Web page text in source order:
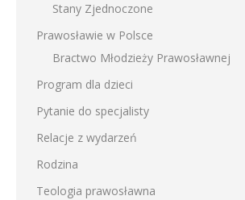
Stany Zjednoczone
Prawosławie w Polsce
Bractwo Młodzieży Prawosławnej
Program dla dzieci
Pytanie do specjalisty
Relacje z wydarzeń
Rodzina
Teologia prawosławna